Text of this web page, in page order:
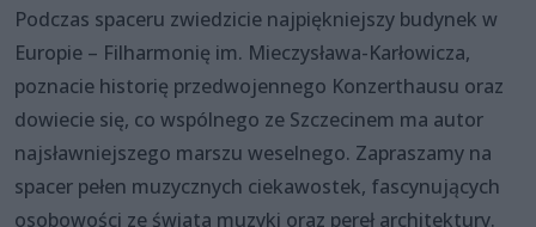
Podczas spaceru zwiedzicie najpiękniejszy budynek w
Europie – Filharmonię im. Mieczysława-Karłowicza,
poznacie historię przedwojennego Konzerthausu oraz
dowiecie się, co wspólnego ze Szczecinem ma autor
najsławniejszego marszu weselnego. Zapraszamy na
spacer pełen muzycznych ciekawostek, fascynujących
osobowości ze świata muzyki oraz pereł architektury.